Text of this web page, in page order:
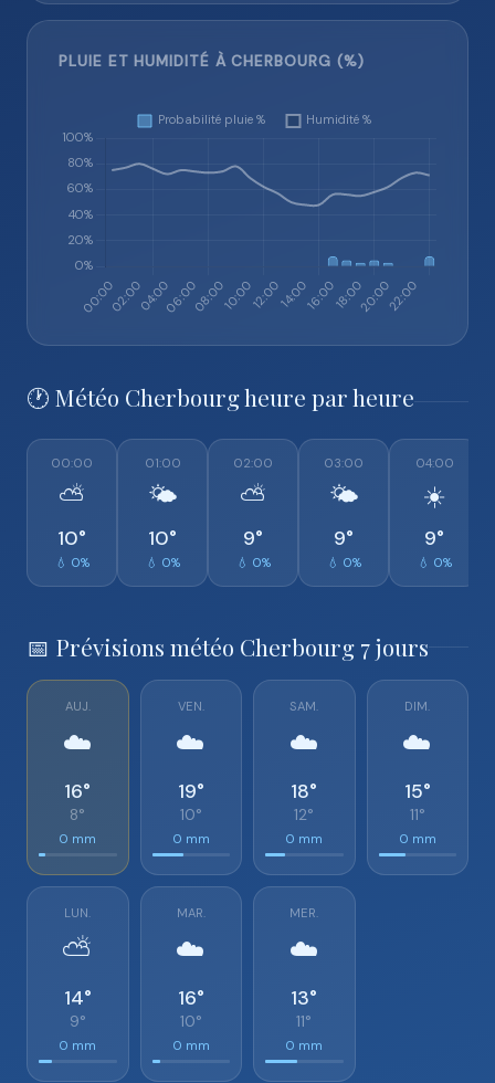
PLUIE ET HUMIDITÉ À CHERBOURG (%)
🕐 Météo Cherbourg heure par heure
00:00
⛅
10°
💧 0%
01:00
🌤️
10°
💧 0%
02:00
⛅
9°
💧 0%
03:00
🌤️
9°
💧 0%
04:00
☀️
9°
💧 0%
📅 Prévisions météo Cherbourg 7 jours
AUJ.
☁️
16°
8°
0 mm
VEN.
☁️
19°
10°
0 mm
SAM.
☁️
18°
12°
0 mm
DIM.
☁️
15°
11°
0 mm
LUN.
⛅
14°
9°
0 mm
MAR.
☁️
16°
10°
0 mm
MER.
☁️
13°
11°
0 mm